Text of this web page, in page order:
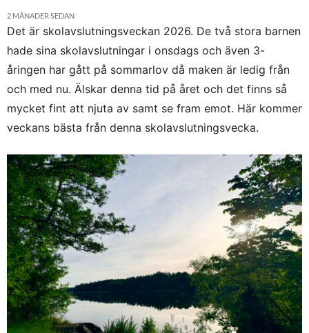
2 MÅNADER SEDAN
Det är skolavslutningsveckan 2026. De två stora barnen
hade sina skolavslutningar i onsdags och även 3-
åringen har gått på sommarlov då maken är ledig från
och med nu. Älskar denna tid på året och det finns så
mycket fint att njuta av samt se fram emot. Här kommer
veckans bästa från denna skolavslutningsvecka.